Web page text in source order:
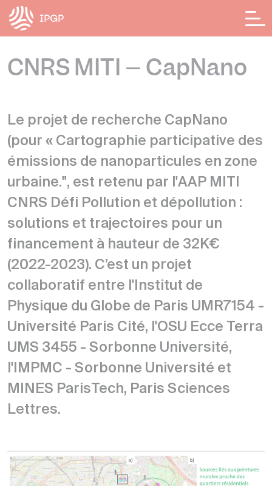
CNRS MITI – CapNano
Le projet de recherche CapNano
(pour « Cartographie participative des
émissions de nanoparticules en zone
urbaine.", est retenu par l'AAP MITI
CNRS Défi Pollution et dépollution :
solutions et trajectoires pour un
financement à hauteur de 32K€
(2022-2023). C’est un projet
collaboratif entre l'Institut de
Physique du Globe de Paris UMR7154 -
Université Paris Cité, l'OSU Ecce Terra
UMS 3455 - Sorbonne Université,
l'IMPMC - Sorbonne Université et
MINES ParisTech, Paris Sciences
Lettres.
Panneau de gestion des cookies